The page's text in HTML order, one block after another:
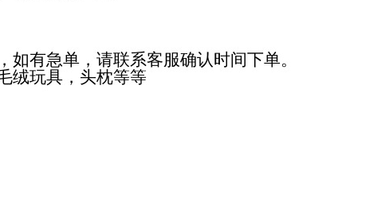
如有急单，请联系客服确认时间下单。
绒玩具，头枕等等